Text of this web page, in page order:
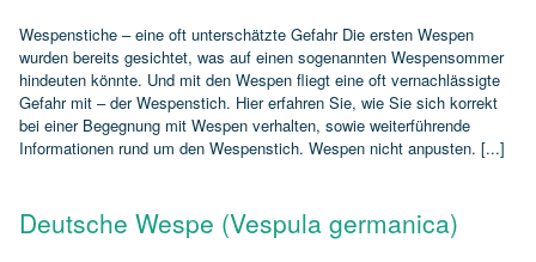
Wespenstiche – eine oft unterschätzte Gefahr Die ersten Wespen
wurden bereits gesichtet, was auf einen sogenannten Wespensommer
hindeuten könnte. Und mit den Wespen fliegt eine oft vernachlässigte
Gefahr mit – der Wespenstich. Hier erfahren Sie, wie Sie sich korrekt
bei einer Begegnung mit Wespen verhalten, sowie weiterführende
Informationen rund um den Wespenstich. Wespen nicht anpusten. [...]
Deutsche Wespe (Vespula germanica)